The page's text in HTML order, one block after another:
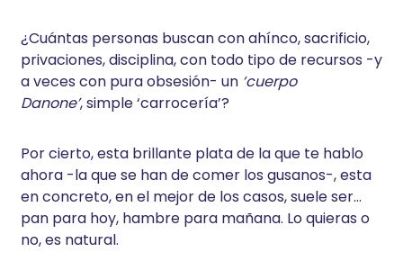
¿Cuántas personas buscan con ahínco, sacrificio,
privaciones, disciplina, con todo tipo de recursos -y
a veces con pura obsesión- un ‘cuerpo
Danone’, simple ‘carrocería’?
Por cierto, esta brillante plata de la que te hablo
ahora -la que se han de comer los gusanos-, esta
en concreto, en el mejor de los casos, suele ser…
pan para hoy, hambre para mañana. Lo quieras o
no, es natural.